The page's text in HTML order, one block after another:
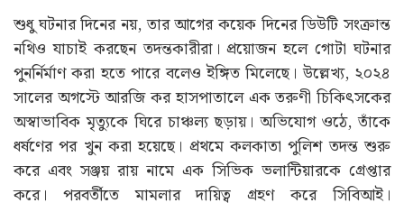
শুধু ঘটনার দিনের নয়, তার আগের কয়েক দিনের ডিউটি সংক্রান্ত
নথিও যাচাই করছেন তদন্তকারীরা। প্রয়োজন হলে গোটা ঘটনার
পুনর্নির্মাণ করা হতে পারে বলেও ইঙ্গিত মিলেছে। উল্লেখ্য, ২০২৪
সালের অগস্টে আরজি কর হাসপাতালে এক তরুণী চিকিৎসকের
অস্বাভাবিক মৃত্যুকে ঘিরে চাঞ্চল্য ছড়ায়। অভিযোগ ওঠে, তাঁকে
ধর্ষণের পর খুন করা হয়েছে। প্রথমে কলকাতা পুলিশ তদন্ত শুরু
করে এবং সঞ্জয় রায় নামে এক সিভিক ভলান্টিয়ারকে গ্রেপ্তার
করে। পরবর্তীতে মামলার দায়িত্ব গ্রহণ করে সিবিআই।